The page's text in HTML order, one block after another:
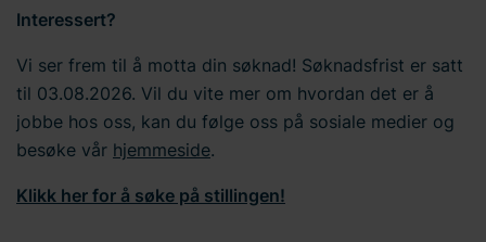
Interessert?
Vi ser frem til å motta din søknad! Søknadsfrist er satt
til 03.08.2026. Vil du vite mer om hvordan det er å
jobbe hos oss, kan du følge oss på sosiale medier og
besøke vår hjemmeside.
Klikk her for å søke på stillingen!